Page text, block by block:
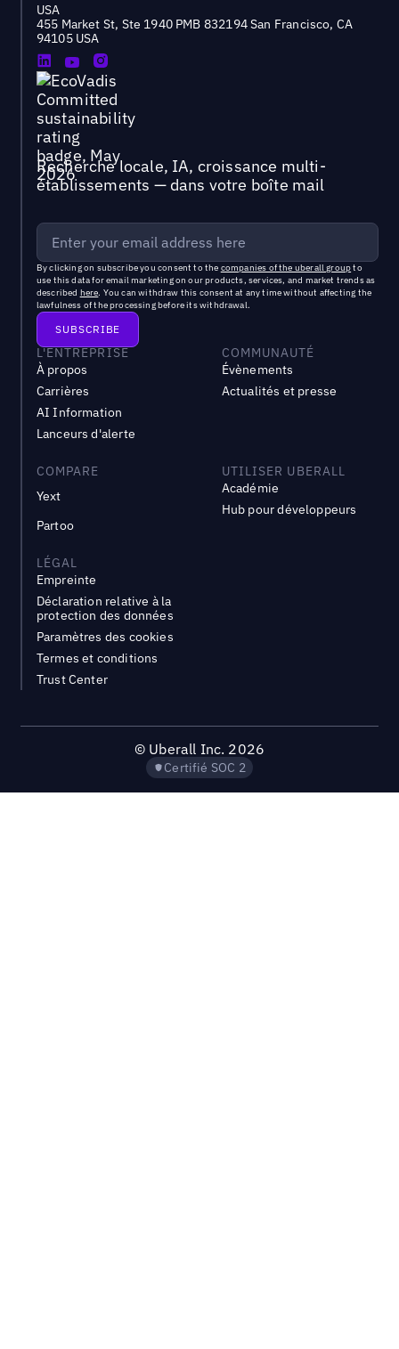
USA
455 Market St, Ste 1940 PMB 832194 San Francisco, CA
94105 USA
Recherche locale, IA, croissance multi-
établissements — dans votre boîte mail
By clicking on subscribe you consent to the companies of the uberall groupto
use this data for email marketing on our products, services, and market trends as
described here. You can withdraw this consent at any time without affecting the
lawfulness of the processing before its withdrawal.
L'ENTREPRISE
À propos
Carrières
AI Information
Lanceurs d'alerte
COMMUNAUTÉ
Évènements
Actualités et presse
COMPARE
Yext
Partoo
UTILISER UBERALL
Académie
Hub pour développeurs
LÉGAL
Empreinte
Déclaration relative à la
protection des données
Paramètres des cookies
Termes et conditions
Trust Center
© Uberall Inc. 2026
Certifié SOC 2